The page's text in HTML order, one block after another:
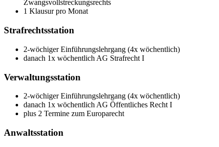
Zwangsvollstreckungsrechts
1 Klausur pro Monat
Strafrechtsstation
2-wöchiger Einführungslehrgang (4x wöchentlich)
danach 1x wöchentlich AG Strafrecht I
Verwaltungsstation
2-wöchiger Einführungslehrgang (4x wöchentlich)
danach 1x wöchentlich AG Öffentliches Recht I
plus 2 Termine zum Europarecht
Anwaltsstation